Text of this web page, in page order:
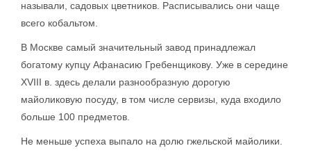
называли, садовых цветников. Расписывались они чаще
всего кобальтом.
В Москве самый значительный завод принадлежал
богатому купцу Афанасию Гребенщикову. Уже в середине
XVIII в. здесь делали разнообразную дорогую
майоликовую посуду, в том числе сервизы, куда входило
больше 100 предметов.
Не меньше успеха выпало на долю гжельской майолики.